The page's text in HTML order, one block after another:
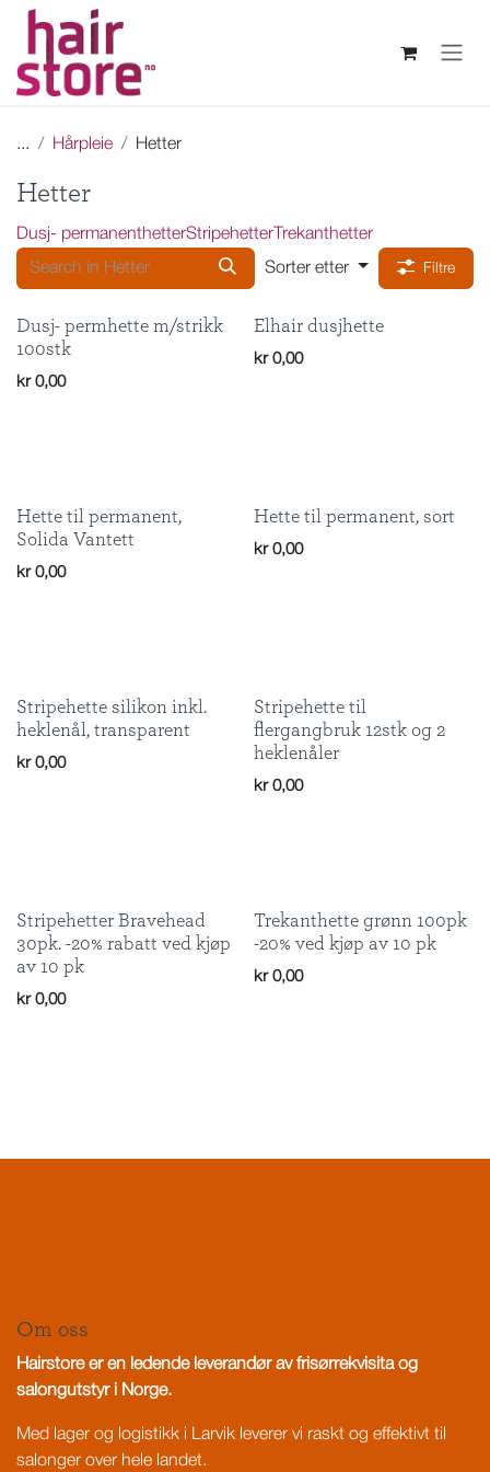
Skip to Content
... Hårpleie Hetter
Hetter
Dusj- permanenthetterStripehetterTrekanthetter
Sorter etter Filtre
Dusj- permhette m/strikk
100stk
kr 0,00
Elhair dusjhette
kr 0,00
Hette til permanent,
Solida Vantett
kr 0,00
Hette til permanent, sort
kr 0,00
Stripehette silikon inkl.
heklenål, transparent
kr 0,00
Stripehette til
flergangbruk 12stk og 2
heklenåler
kr 0,00
Stripehetter Bravehead
30pk. -20% rabatt ved kjøp
av 10 pk
kr 0,00
Trekanthette grønn 100pk
-20% ved kjøp av 10 pk
kr 0,00
Om oss
Hairstore er en ledende leverandør av frisørrekvisita og
salongutstyr i Norge.
Med lager og logistikk i Larvik leverer vi raskt og effektivt til
salonger over hele landet.